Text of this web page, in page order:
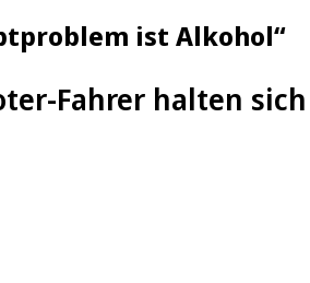
ist Alkohol“
Fahrer halten